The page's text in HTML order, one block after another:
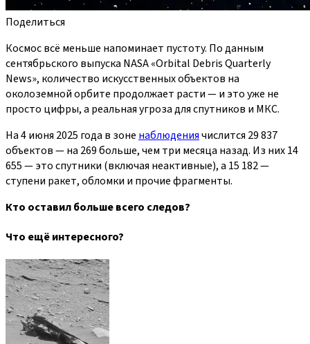
Поделиться
Космос всё меньше напоминает пустоту. По данным
сентябрьского выпуска NASA «Orbital Debris Quarterly
News», количество искусственных объектов на
околоземной орбите продолжает расти — и это уже не
просто цифры, а реальная угроза для спутников и МКС.
На 4 июня 2025 года в зоне наблюдениячислится 29 837
объектов — на 269 больше, чем три месяца назад. Из них 14
655 — это спутники (включая неактивные), а 15 182 —
ступени ракет, обломки и прочие фрагменты.
Кто оставил больше всего следов?
Что ещё интересного?